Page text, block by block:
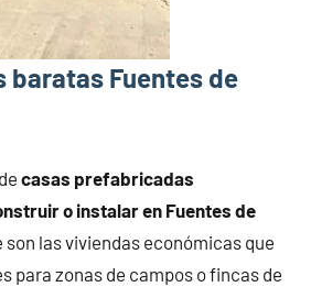
Fuentes de
casas prefabricadas
o instalar en Fuentes de
son las viviendas económicas que
para zonas de campos o fincas de